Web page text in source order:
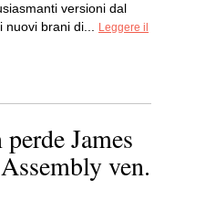
versioni dal
nuovi brani di...
Leggere il
James
ven.